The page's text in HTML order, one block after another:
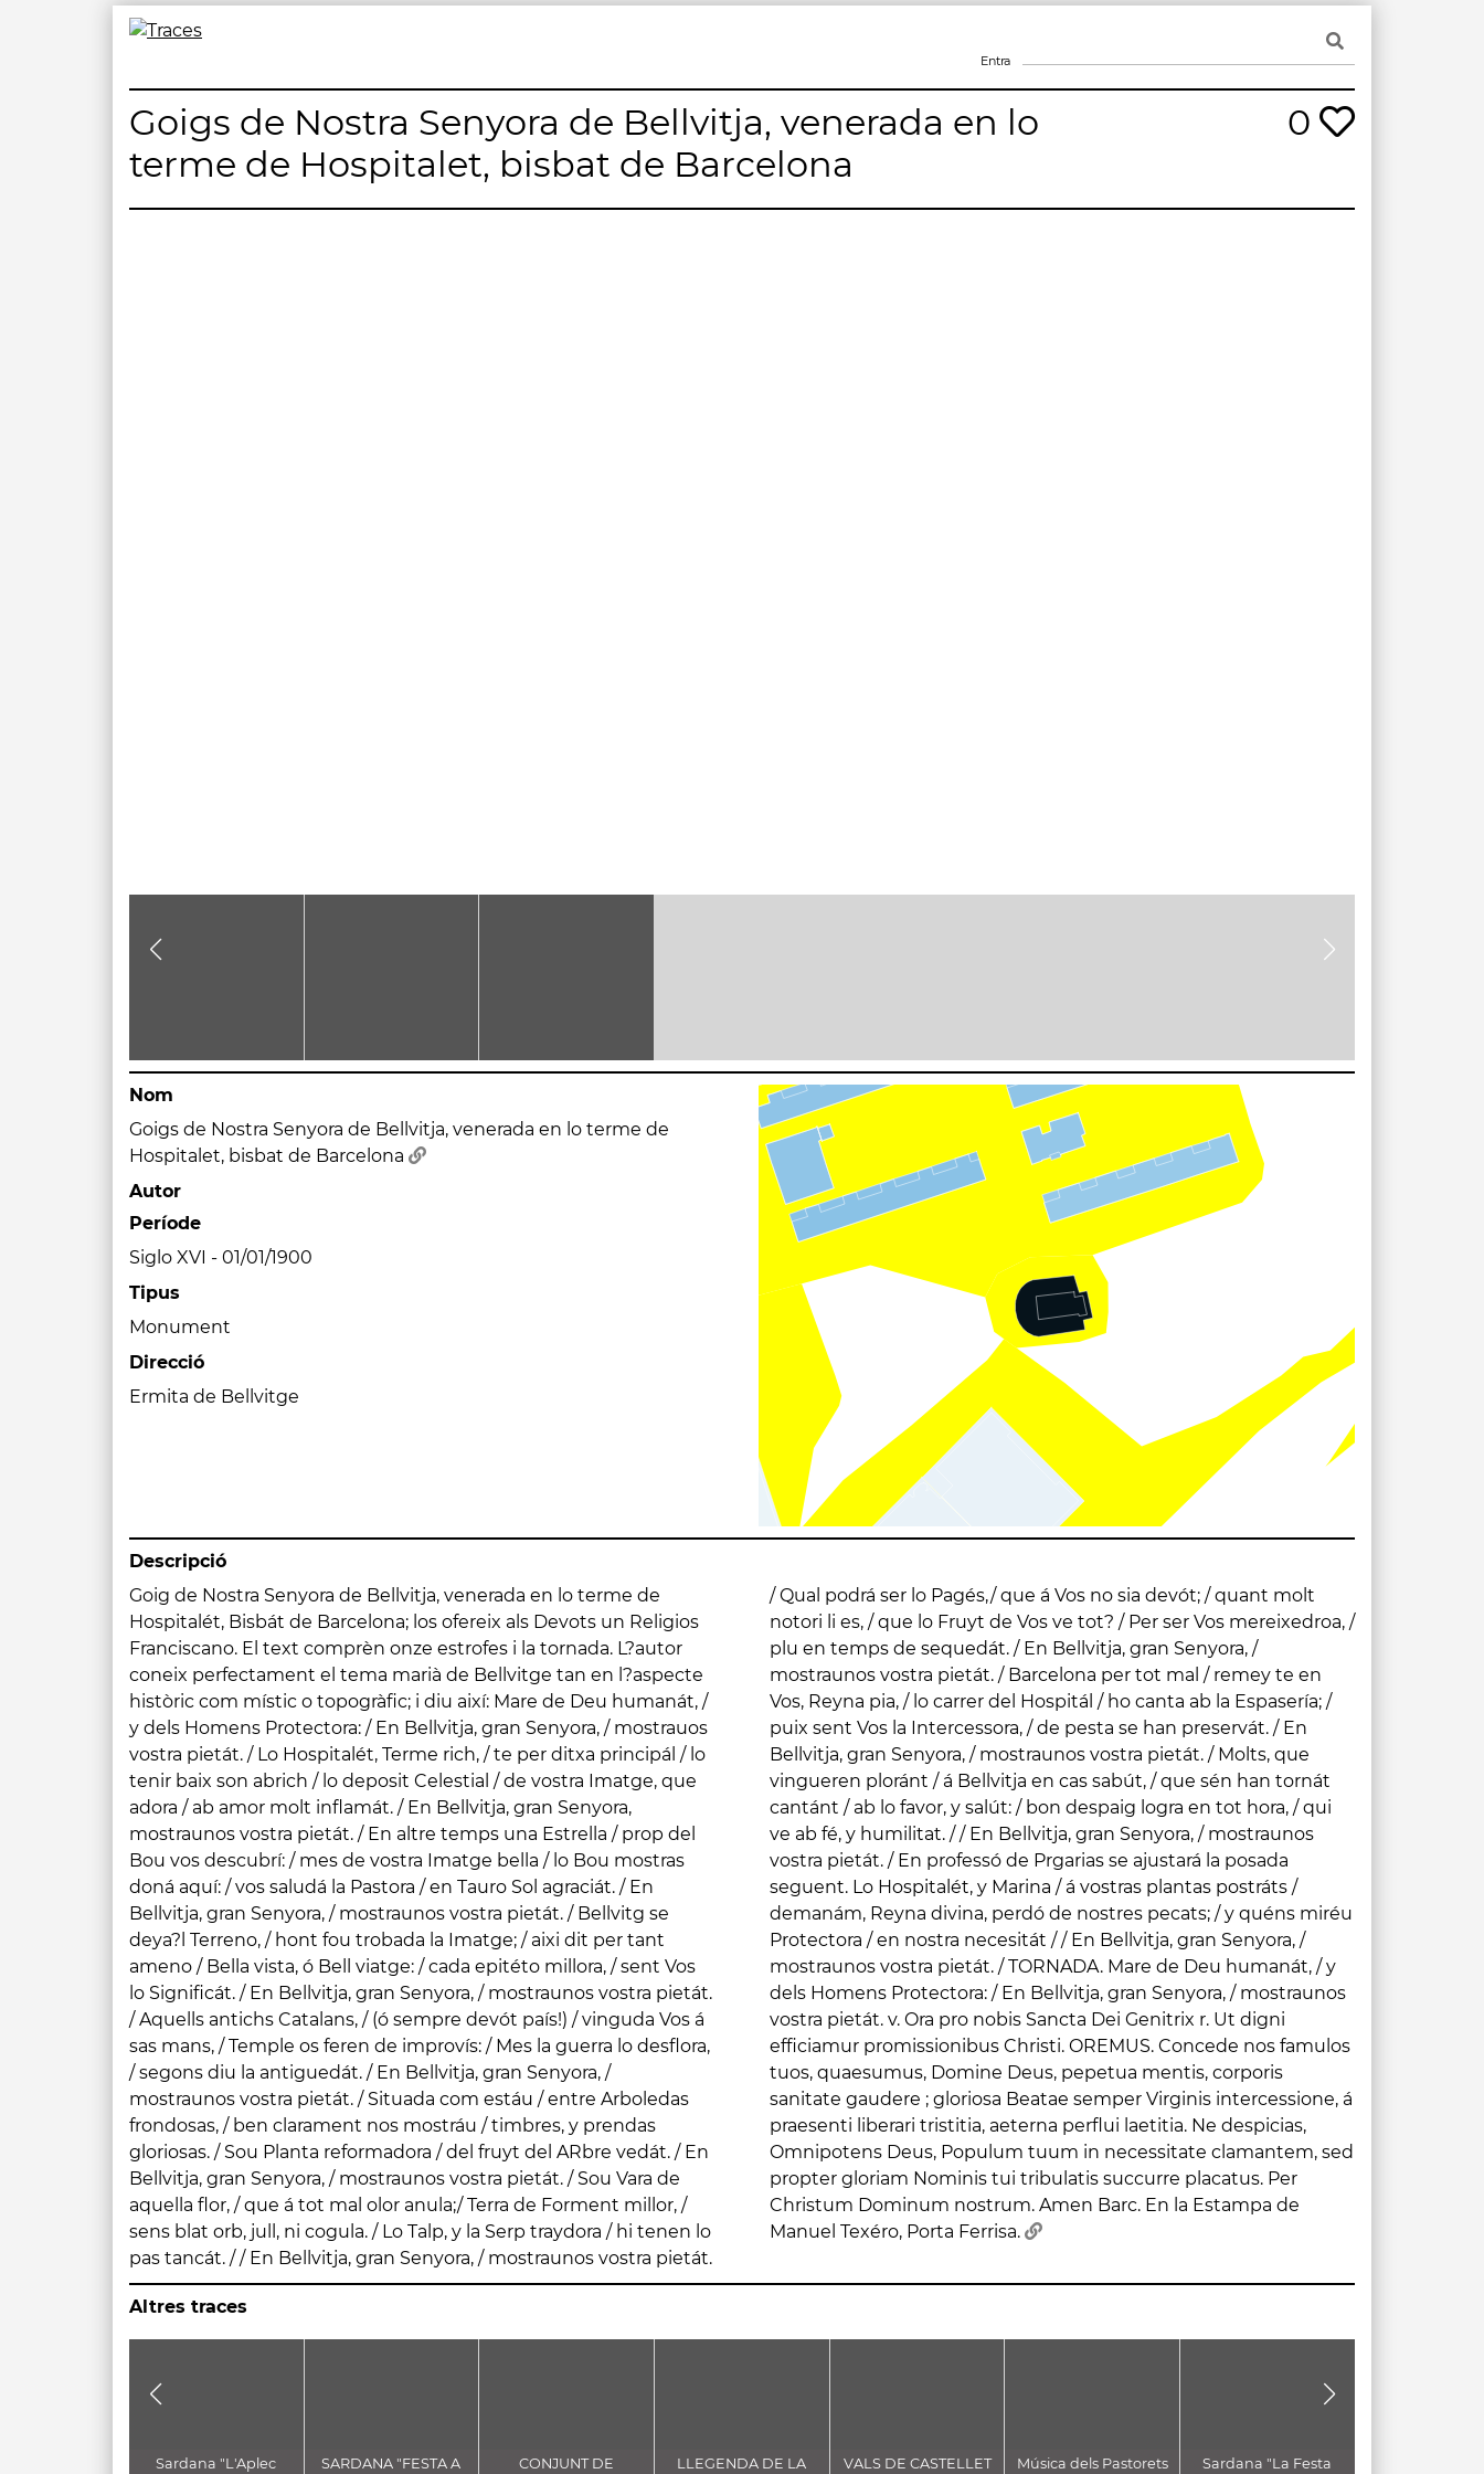
Skip
Entra
Goigs de Nostra Senyora de Bellvitja, venerada en lo
terme de Hospitalet, bisbat de Barcelona
0
Nom
Goigs de Nostra Senyora de Bellvitja, venerada en lo terme de
Hospitalet, bisbat de Barcelona
Autor
Període
Siglo XVI - 01/01/1900
Tipus
Monument
Direcció
Ermita de Bellvitge
Descripció
Goig de Nostra Senyora de Bellvitja, venerada en lo terme de
Hospitalét, Bisbát de Barcelona; los ofereix als Devots un Religios
Franciscano. El text comprèn onze estrofes i la tornada. L?autor
coneix perfectament el tema marià de Bellvitge tan en l?aspecte
històric com místic o topogràfic; i diu així: Mare de Deu humanát, /
y dels Homens Protectora: / En Bellvitja, gran Senyora, / mostrauos
vostra pietát. / Lo Hospitalét, Terme rich, / te per ditxa principál / lo
tenir baix son abrich / lo deposit Celestial / de vostra Imatge, que
adora / ab amor molt inflamát. / En Bellvitja, gran Senyora,
mostraunos vostra pietát. / En altre temps una Estrella / prop del
Bou vos descubrí: / mes de vostra Imatge bella / lo Bou mostras
doná aquí: / vos saludá la Pastora / en Tauro Sol agraciát. / En
Bellvitja, gran Senyora, / mostraunos vostra pietát. / Bellvitg se
deya?l Terreno, / hont fou trobada la Imatge; / aixi dit per tant
ameno / Bella vista, ó Bell viatge: / cada epitéto millora, / sent Vos
lo Significát. / En Bellvitja, gran Senyora, / mostraunos vostra pietát.
/ Aquells antichs Catalans, / (ó sempre devót país!) / vinguda Vos á
sas mans, / Temple os feren de improvís: / Mes la guerra lo desflora,
/ segons diu la antiguedát. / En Bellvitja, gran Senyora, /
mostraunos vostra pietát. / Situada com estáu / entre Arboledas
frondosas, / ben clarament nos mostráu / timbres, y prendas
gloriosas. / Sou Planta reformadora / del fruyt del ARbre vedát. / En
Bellvitja, gran Senyora, / mostraunos vostra pietát. / Sou Vara de
aquella flor, / que á tot mal olor anula;/ Terra de Forment millor, /
sens blat orb, jull, ni cogula. / Lo Talp, y la Serp traydora / hi tenen lo
pas tancát. / / En Bellvitja, gran Senyora, / mostraunos vostra pietát.
/ Qual podrá ser lo Pagés,/ que á Vos no sia devót; / quant molt
notori li es, / que lo Fruyt de Vos ve tot? / Per ser Vos mereixedroa, /
plu en temps de sequedát. / En Bellvitja, gran Senyora, /
mostraunos vostra pietát. / Barcelona per tot mal / remey te en
Vos, Reyna pia, / lo carrer del Hospitál / ho canta ab la Espasería; /
puix sent Vos la Intercessora, / de pesta se han preservát. / En
Bellvitja, gran Senyora, / mostraunos vostra pietát. / Molts, que
vingueren ploránt / á Bellvitja en cas sabút, / que sén han tornát
cantánt / ab lo favor, y salút: / bon despaig logra en tot hora, / qui
ve ab fé, y humilitat. / / En Bellvitja, gran Senyora, / mostraunos
vostra pietát. / En professó de Prgarias se ajustará la posada
seguent. Lo Hospitalét, y Marina / á vostras plantas postráts /
demanám, Reyna divina, perdó de nostres pecats; / y quéns miréu
Protectora / en nostra necesitát / / En Bellvitja, gran Senyora, /
mostraunos vostra pietát. / TORNADA. Mare de Deu humanát, / y
dels Homens Protectora: / En Bellvitja, gran Senyora, / mostraunos
vostra pietát. v. Ora pro nobis Sancta Dei Genitrix r. Ut digni
efficiamur promissionibus Christi. OREMUS. Concede nos famulos
tuos, quaesumus, Domine Deus, pepetua mentis, corporis
sanitate gaudere ; gloriosa Beatae semper Virginis intercessione, á
praesenti liberari tristitia, aeterna perflui laetitia. Ne despicias,
Omnipotens Deus, Populum tuum in necessitate clamantem, sed
propter gloriam Nominis tui tribulatis succurre placatus. Per
Christum Dominum nostrum. Amen Barc. En la Estampa de
Manuel Texéro, Porta Ferrisa.
Altres traces
Sardana "L'Aplec SARDANA "FESTA A CONJUNT DE LLEGENDA DE LA VALS DE CASTELLET Música dels Pastorets Sardana "La Festa